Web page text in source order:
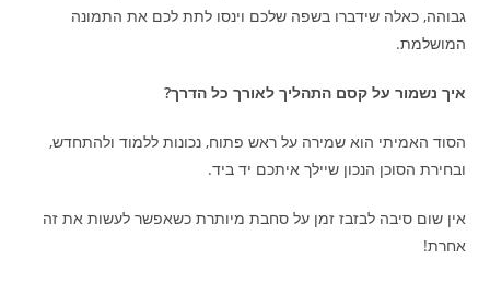
גבוהה, כאלה שידברו בשפה שלכם וינסו לתת לכם את התמונה
המושלמת.
איך נשמור על קסם התהליך לאורך כל הדרך?
הסוד האמיתי הוא שמירה על ראש פתוח, נכונות ללמוד ולהתחדש,
ובחירת הסוכן הנכון שיילך איתכם יד ביד.
אין שום סיבה לבזבז זמן על סחבת מיותרת כשאפשר לעשות את זה
אחרת!